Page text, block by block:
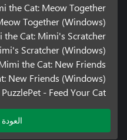
the Cat: Meow Together
Together (Windows)
the Cat: Mimi's Scratcher
Scratcher (Windows)
the Cat: New Friends
New Friends (Windows)
PuzzlePet - Feed Your Cat